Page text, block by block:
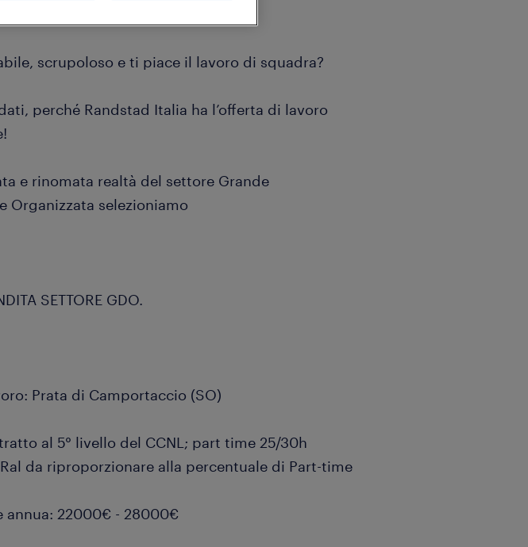
scrupoloso e ti piace il lavoro di squadra?
perché Randstad Italia ha l’offerta di lavoro
e rinomata realtà del settore Grande
Organizzata selezioniamo
SETTORE GDO.
Prata di Camportaccio (SO)
al 5° livello del CCNL; part time 25/30h
da riproporzionare alla percentuale di Part-time
annua: 22000€ - 28000€